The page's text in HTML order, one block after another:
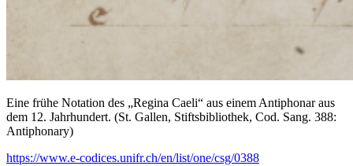
Eine frühe Notation des „Regina Caeli“ aus einem Antiphonar aus
dem 12. Jahrhundert. (St. Gallen, Stiftsbibliothek, Cod. Sang. 388:
Antiphonary)
https://www.e-codices.unifr.ch/en/list/one/csg/0388